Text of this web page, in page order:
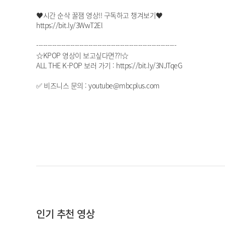
♥시간 순삭 꿀잼 영상!! 구독하고 챙겨보기♥
https://bit.ly/3WwT2El
--------------------------------------------------------------
☆KPOP 영상이 보고싶다면??!☆
ALL THE K-POP 보러 가기 : https://bit.ly/3NJTqeG
✅ 비즈니스 문의 : youtube@mbcplus.com
인기 추천 영상